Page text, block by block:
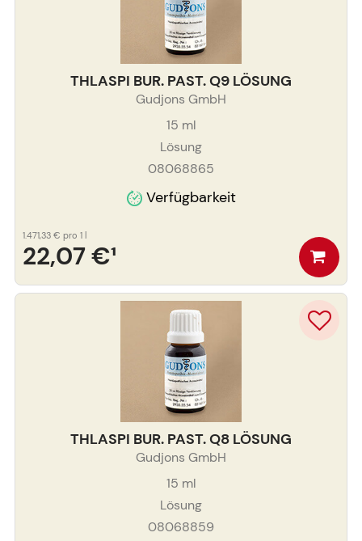
THLASPI BUR. PAST. Q9 LÖSUNG
Gudjons GmbH
15 ml
Lösung
08068865
Verfügbarkeit
22,07 €¹
1.471,33 € pro 1 l
THLASPI BUR. PAST. Q8 LÖSUNG
Gudjons GmbH
15 ml
Lösung
08068859